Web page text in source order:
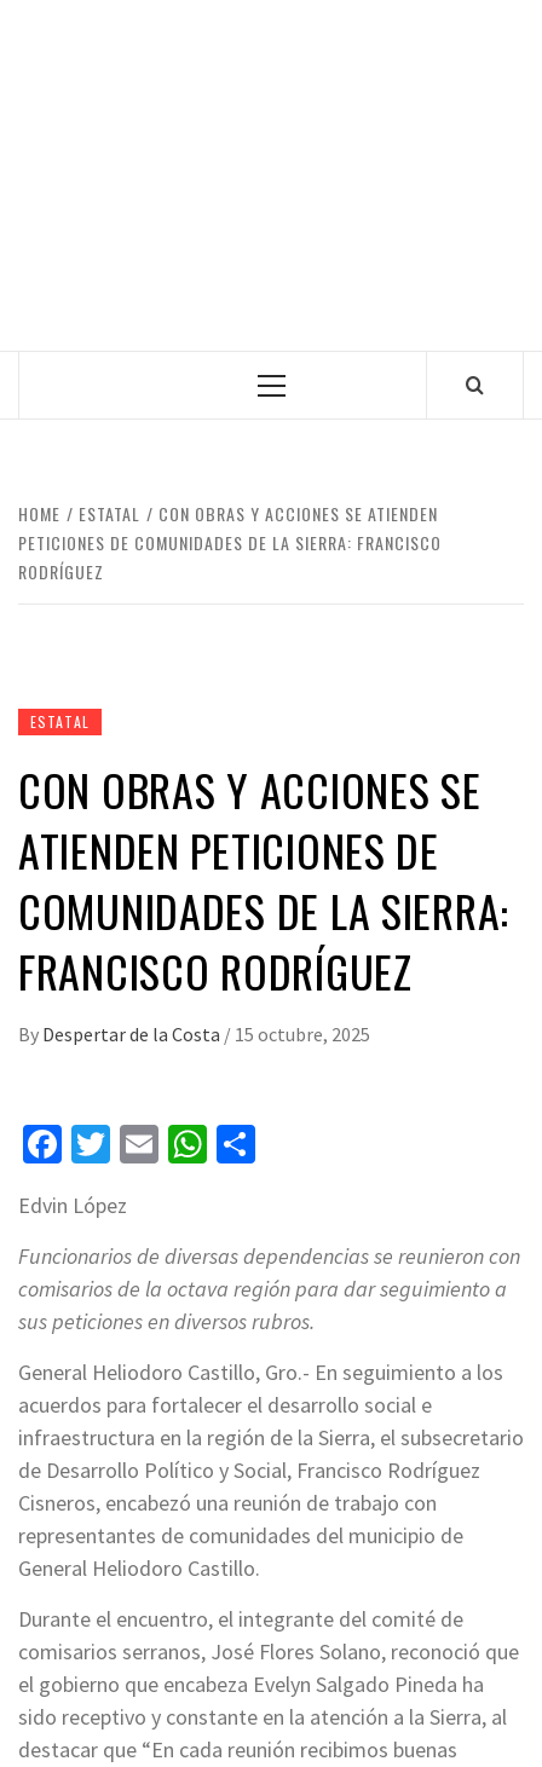
Primary
HOME ESTATAL
CON OBRAS Y ACCIONES SE ATIENDEN
PETICIONES DE COMUNIDADES DE LA SIERRA: FRANCISCO
RODRÍGUEZ
ESTATAL
CON OBRAS Y ACCIONES SE
ATIENDEN PETICIONES DE
COMUNIDADES DE LA SIERRA:
FRANCISCO RODRÍGUEZ
By Despertar de la Costa / 15 octubre, 2025
Facebook
Twitter
EmailWhatsApp
Edvin López
Funcionarios de diversas dependencias se reunieron con
comisarios de la octava región para dar seguimiento a
sus peticiones en diversos rubros.
General Heliodoro Castillo, Gro.- En seguimiento a los
acuerdos para fortalecer el desarrollo social e
infraestructura en la región de la Sierra, el subsecretario
de Desarrollo Político y Social, Francisco Rodríguez
Cisneros, encabezó una reunión de trabajo con
representantes de comunidades del municipio de
General Heliodoro Castillo.
Durante el encuentro, el integrante del comité de
comisarios serranos, José Flores Solano, reconoció que
el gobierno que encabeza Evelyn Salgado Pineda ha
sido receptivo y constante en la atención a la Sierra, al
destacar que “En cada reunión recibimos buenas